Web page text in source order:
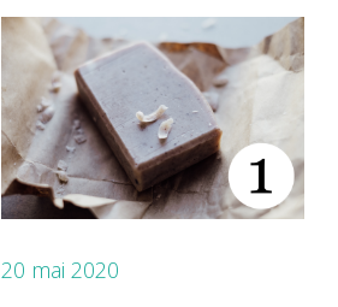
20 mai 2020